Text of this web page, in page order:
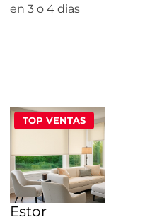
en 3 o 4 dias
TOP VENTAS
Estor